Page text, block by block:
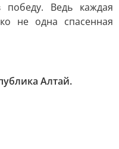
Ведь каждая
не одна спасенная
Алтай.